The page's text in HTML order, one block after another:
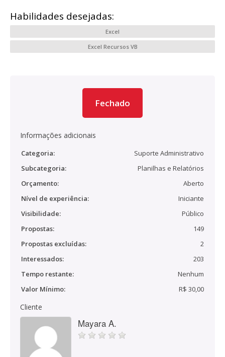
Habilidades desejadas:
Excel
Excel Recursos VB
Fechado
Informações adicionais
Categoria:
Suporte Administrativo
Subcategoria:
Planilhas e Relatórios
Orçamento:
Aberto
Nível de experiência:
Iniciante
Visibilidade:
Público
Propostas:
149
Propostas excluídas:
2
Interessados:
203
Tempo restante:
Nenhum
Valor Mínimo:
R$ 30,00
Cliente
Mayara A.